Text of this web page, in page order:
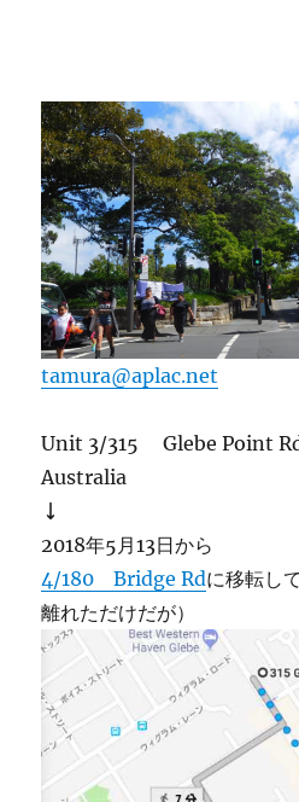
tamura@aplac.net
Unit 3/315 Glebe Point
Australia
↓
2018年5月13日から
4/180 Bridge Rdに移転し
離れただけだが）